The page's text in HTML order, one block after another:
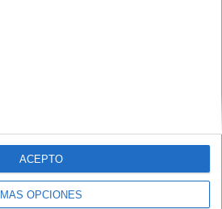
MÁS OPCIONES
ACEPTO